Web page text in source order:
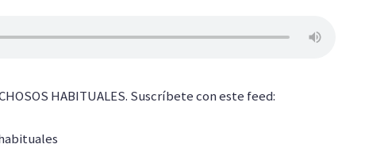
HABITUALES. Suscríbete con este feed: